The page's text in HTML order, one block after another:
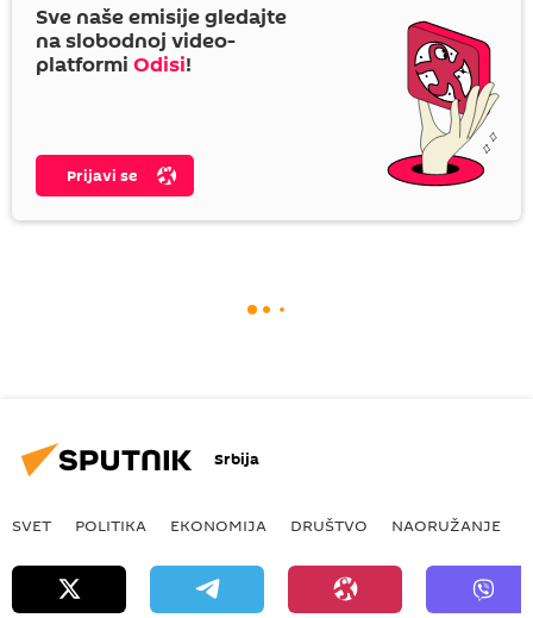
Sve naše emisije gledajte
na slobodnoj video-
platformi Odisi!
Prijavi se
Srbija
SVET POLITIKA EKONOMIJA DRUŠTVO NAORUŽANJE